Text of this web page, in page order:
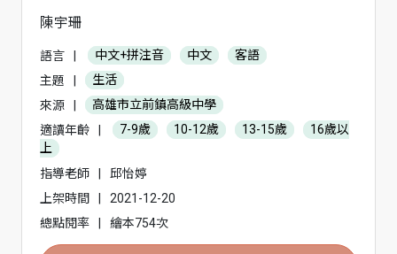
陳宇珊
語言 中文+拼注音 中文
客語
主題
生活
來源
高雄市立前鎮高級中學
適讀年齡
7-9歲 10-12歲 13-15歲
16歲以
上
指導老師
邱怡婷
上架時間
2021-12-20
總點閱率
繪本754次